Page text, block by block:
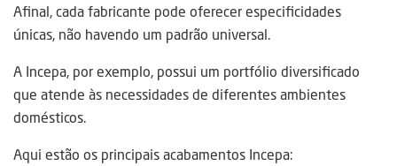
Afinal, cada fabricante pode oferecer especificidades
únicas, não havendo um padrão universal.
A Incepa, por exemplo, possui um portfólio diversificado
que atende às necessidades de diferentes ambientes
domésticos.
Aqui estão os principais acabamentos Incepa: